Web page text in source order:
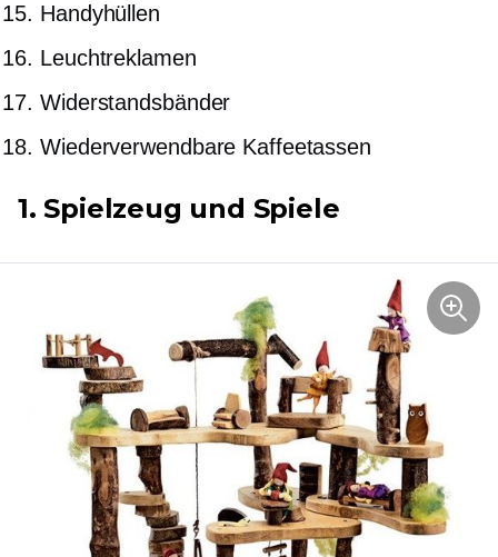
Handyhüllen
Leuchtreklamen
Widerstandsbänder
Wiederverwendbare Kaffeetassen
1. Spielzeug und Spiele